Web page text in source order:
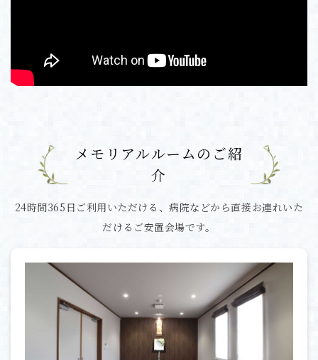
メモリアルルームのご紹
介
24時間365日ご利用いただける、病院などから直接お連れいた
だけるご安置会場です。